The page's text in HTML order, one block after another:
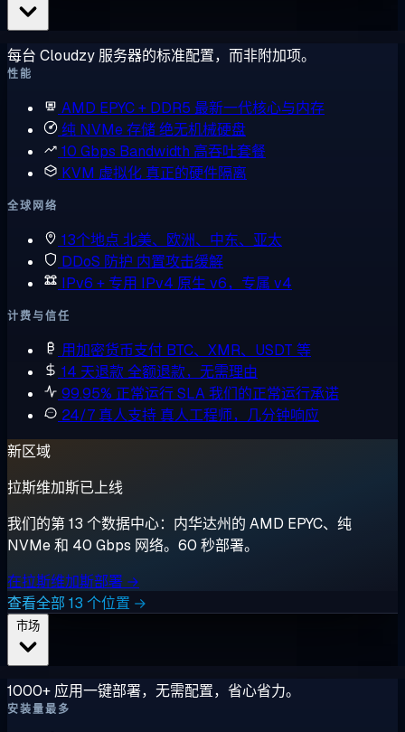
每台 Cloudzy 服务器的标准配置，而非附加项。
性能
AMD EPYC + DDR5 最新一代核心与内存
纯 NVMe 存储绝无机械硬盘
10 Gbps Bandwidth 高吞吐套餐
KVM 虚拟化 真正的硬件隔离
全球网络
13个地点 北美、欧洲、中东、亚太
DDoS 防护 内置攻击缓解
IPv6 + 专用 IPv4 原生 v6，专属 v4
计费与信任
用加密货币支付 BTC、XMR、USDT 等
14 天退款全额退款，无需理由
99.95% 正常运行 SLA我们的正常运行承诺
24/7 真人支持 真人工程师，几分钟响应
新区域
拉斯维加斯已上线
我们的第 13 个数据中心：内华达州的 AMD EPYC、纯
NVMe 和 40 Gbps 网络。60 秒部署。
在拉斯维加斯部署 →
查看全部 13 个位置 →
1000+ 应用一键部署，无需配置，省心省力。
安装量最多